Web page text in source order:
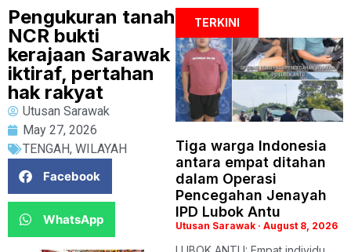
Pengukuran tanah
NCR bukti
kerajaan Sarawak
iktiraf, pertahan
hak rakyat
Utusan Sarawak
May 27, 2026
TENGAH, WILAYAH
Facebook
WhatsApp
TERKINI
Tiga warga Indonesia
antara empat ditahan
dalam Operasi
Pencegahan Jenayah
IPD Lubok Antu
Utusan Sarawak August 8, 2026